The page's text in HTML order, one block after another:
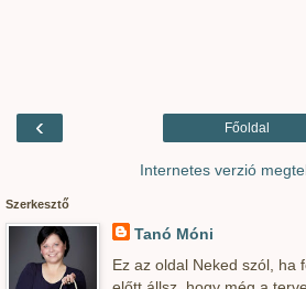
‹ Főoldal
Internetes verzió
Szerkesztő
Tanó Móni
Ez az oldal Neked szól, ha